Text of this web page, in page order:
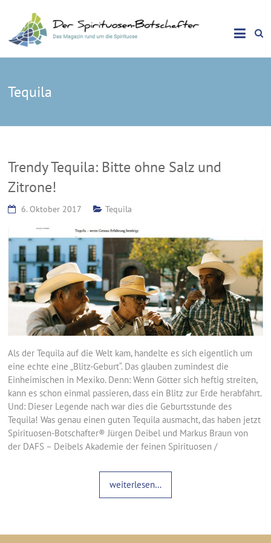
Spirituosen Botschafter
Tequila
Trendy Tequila: Bitte ohne Salz und
Zitrone!
6. Oktober 2017 Tequila
Als der Tequila auf die Welt kam, handelte es sich eigentlich um
eine echte eine „Blitz-Geburt“. Das glauben zumindest die
Einheimischen in Mexiko. Denn: Wenn Götter sich heftig streiten,
kann es schon einmal passieren, dass ein Blitz zur Erde herabfährt.
Und: Dieser Legende nach war dies die Geburtsstunde des
Tequila! Was genau einen guten Tequila ausmacht, das haben jetzt
Spirituosen-Botschafter® Jürgen Deibel und Markus Braun von
der DAFS – Deibels Akademie der feinen Spirituosen /
weiterlesen…